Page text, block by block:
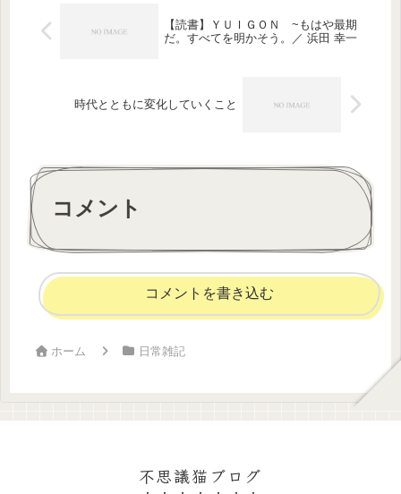
【読書】ＹＵＩＧＯＮ ~もはや最期
だ。すべてを明かそう。／ 浜田 幸一
時代とともに変化していくこと
コメント
コメントを書き込む
ホーム 日常雑記
不思議猫ブログ